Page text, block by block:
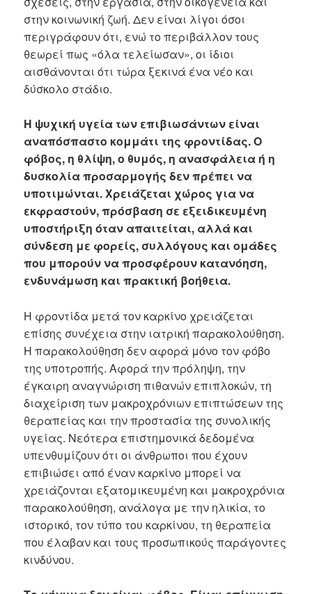
στην κοινωνική ζωή. Δεν είναι λίγοι όσοι
περιγράφουν ότι, ενώ το περιβάλλον τους
θεωρεί πως «όλα τελείωσαν», οι ίδιοι
αισθάνονται ότι τώρα ξεκινά ένα νέο και
δύσκολο στάδιο.
Η ψυχική υγεία των επιβιωσάντων είναι
αναπόσπαστο κομμάτι της φροντίδας. Ο
φόβος, η θλίψη, ο θυμός, η ανασφάλεια ή η
δυσκολία προσαρμογής δεν πρέπει να
υποτιμώνται. Χρειάζεται χώρος για να
εκφραστούν, πρόσβαση σε εξειδικευμένη
υποστήριξη όταν απαιτείται, αλλά και
σύνδεση με φορείς, συλλόγους και ομάδες
που μπορούν να προσφέρουν κατανόηση,
ενδυνάμωση και πρακτική βοήθεια.
Η φροντίδα μετά τον καρκίνο χρειάζεται
επίσης συνέχεια στην ιατρική παρακολούθηση.
Η παρακολούθηση δεν αφορά μόνο τον φόβο
της υποτροπής. Αφορά την πρόληψη, την
έγκαιρη αναγνώριση πιθανών επιπλοκών, τη
διαχείριση των μακροχρόνιων επιπτώσεων της
θεραπείας και την προστασία της συνολικής
υγείας. Νεότερα επιστημονικά δεδομένα
υπενθυμίζουν ότι οι άνθρωποι που έχουν
επιβιώσει από έναν καρκίνο μπορεί να
χρειάζονται εξατομικευμένη και μακροχρόνια
παρακολούθηση, ανάλογα με την ηλικία, το
ιστορικό, τον τύπο του καρκίνου, τη θεραπεία
που έλαβαν και τους προσωπικούς παράγοντες
κινδύνου.